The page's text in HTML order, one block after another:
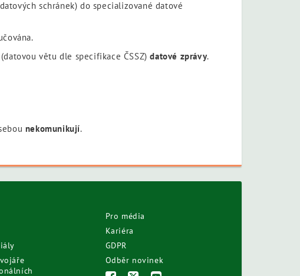
schránek) do specializované datové
(datovou větu dle specifikace ČSSZ)datové zprávy.
nekomunikují.
Pro média
Kariéra
GDPR
Odběr novinek